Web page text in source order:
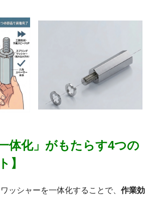
体化」がもたらす4つの
】
ッシャーを一体化することで、 作業効